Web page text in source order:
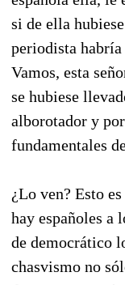
si de ella
periodista habría
Vamos, esta
se hubiese
alborotador y
fundamentales
¿Lo ven? Esto
hay españoles a
de democrático
chasvismo no